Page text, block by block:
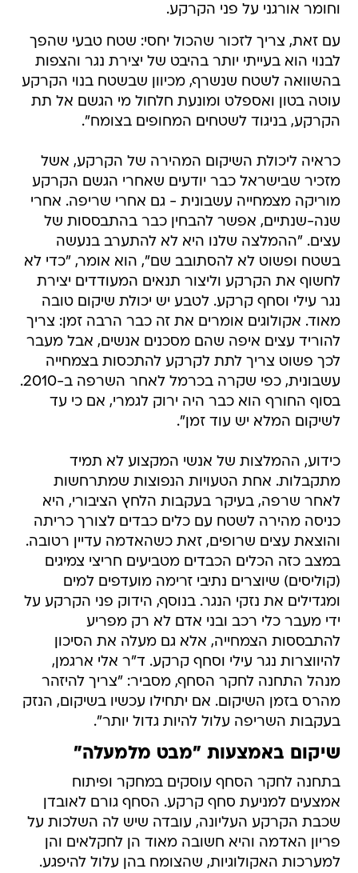
וחומר אורגני על פני הקרקע.
עם זאת, צריך לזכור שהכול יחסי: שטח טבעי שהפך
לבנוי הוא בעייתי יותר בהיבט של יצירת נגר והצפות
בהשוואה לשטח שנשרף, מכיוון שבשטח בנוי הקרקע
עוטה בטון ואספלט ומונעת חלחול מי הגשם אל תת
הקרקע, בניגוד לשטחים המחופים בצומח".
כראיה ליכולת השיקום המהירה של הקרקע, אשל
מזכיר שבישראל כבר יודעים שאחרי הגשם הקרקע
מוריקה מצמחייה עשבונית - גם אחרי שריפה. אחרי
שנה-שנתיים, אפשר להבחין כבר בהתבססות של
עצים. "ההמלצה שלנו היא לא להתערב בנעשה
בשטח ופשוט לא להסתובב שם", הוא אומר, "כדי לא
לחשוף את הקרקע וליצור תנאים המעודדים יצירת
נגר עילי וסחף קרקע. לטבע יש יכולת שיקום טובה
מאוד. אקולוגים אומרים את זה כבר הרבה זמן: צריך
להוריד עצים איפה שהם מסכנים אנשים, אבל מעבר
לכך פשוט צריך לתת לקרקע להתכסות בצמחייה
עשבונית, כפי שקרה בכרמל לאחר השרפה ב-2010.
בסוף החורף הוא כבר היה ירוק לגמרי, אם כי עד
לשיקום המלא יש עוד זמן".
כידוע, ההמלצות של אנשי המקצוע לא תמיד
מתקבלות. אחת הטעויות הנפוצות שמתרחשות
לאחר שרפה, בעיקר בעקבות הלחץ הציבורי, היא
כניסה מהירה לשטח עם כלים כבדים לצורך כריתה
והוצאת עצים שרופים, זאת כשהאדמה עדיין רטובה.
במצב כזה הכלים הכבדים מטביעים חריצי צמיגים
(קוליסים) שיוצרים נתיבי זרימה מועדפים למים
ומגדילים את נזקי הנגר. בנוסף, הידוק פני הקרקע על
ידי מעבר כלי רכב ובני אדם לא רק מפריע
להתבססות הצמחייה, אלא גם מעלה את הסיכון
להיווצרות נגר עילי וסחף קרקע. ד"ר אלי ארגמן,
מנהל התחנה לחקר הסחף, מסביר: "צריך להיזהר
מהרס בזמן השיקום. אם יתחילו עכשיו בשיקום, הנזק
בעקבות השריפה עלול להיות גדול יותר".
שיקום באמצעות "מבט מלמעלה"
בתחנה לחקר הסחף עוסקים במחקר ופיתוח
אמצעים למניעת סחף קרקע. הסחף גורם לאובדן
שכבת הקרקע העליונה, עובדה שיש לה השלכות על
פריון האדמה והיא חשובה מאוד הן לחקלאים והן
למערכות האקולוגיות, שהצומח בהן עלול להיפגע.